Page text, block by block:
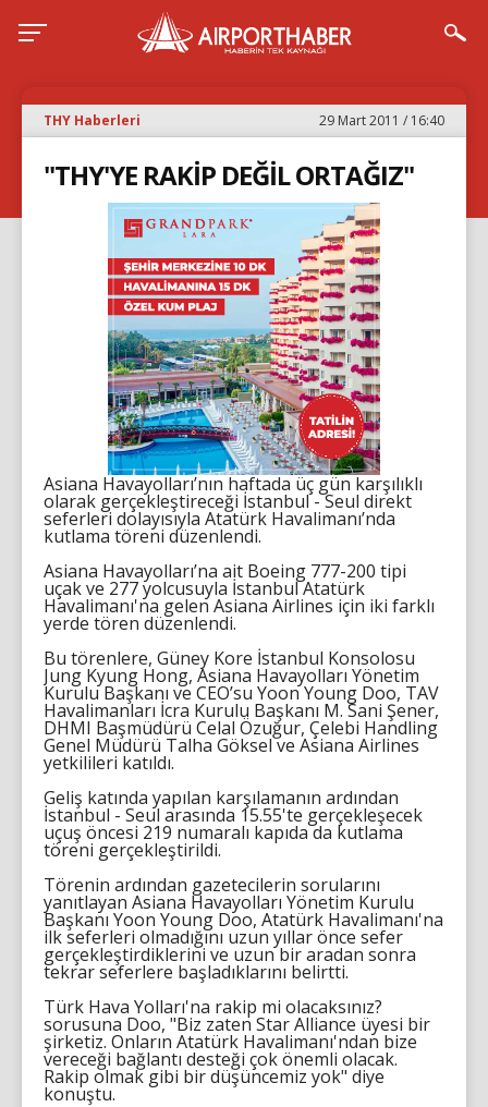
THY Haberleri 29 Mart 2011 / 16:40
"THY'YE RAKİP DEĞİL ORTAĞIZ"
Asiana Havayolları’nın haftada üç gün karşılıklı
olarak gerçekleştireceği İstanbul - Seul direkt
seferleri dolayısıyla Atatürk Havalimanı’nda
kutlama töreni düzenlendi.
Asiana Havayolları’na ait Boeing 777-200 tipi
uçak ve 277 yolcusuyla İstanbul Atatürk
Havalimanı'na gelen Asiana Airlines için iki farklı
yerde tören düzenlendi.
Bu törenlere, Güney Kore İstanbul Konsolosu
Jung Kyung Hong, Asiana Havayolları Yönetim
Kurulu Başkanı ve CEO’su Yoon Young Doo, TAV
Havalimanları İcra Kurulu Başkanı M. Sani Şener,
DHMI Başmüdürü Celal Özuğur, Çelebi Handling
Genel Müdürü Talha Göksel ve Asiana Airlines
yetkilileri katıldı.
Geliş katında yapılan karşılamanın ardından
İstanbul - Seul arasında 15.55'te gerçekleşecek
uçuş öncesi 219 numaralı kapıda da kutlama
töreni gerçekleştirildi.
Törenin ardından gazetecilerin sorularını
yanıtlayan Asiana Havayolları Yönetim Kurulu
Başkanı Yoon Young Doo, Atatürk Havalimanı'na
ilk seferleri olmadığını uzun yıllar önce sefer
gerçekleştirdiklerini ve uzun bir aradan sonra
tekrar seferlere başladıklarını belirtti.
Türk Hava Yolları'na rakip mi olacaksınız?
sorusuna Doo, "Biz zaten Star Alliance üyesi bir
şirketiz. Onların Atatürk Havalimanı'ndan bize
vereceği bağlantı desteği çok önemli olacak.
Rakip olmak gibi bir düşüncemiz yok" diye
konuştu.